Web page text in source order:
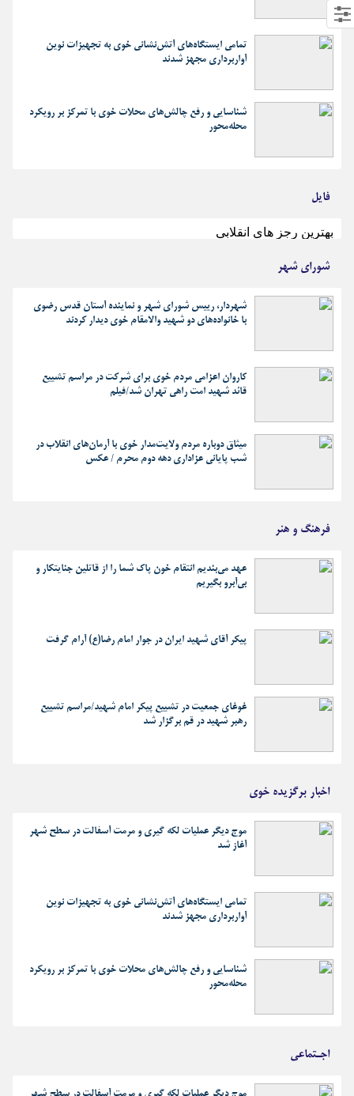
تمامی ایستگاه‌های آتش‌نشانی خوی به تجهیزات نوین
آواربرداری مجهز شدند
شناسایی و رفع چالش‌های محلات خوی با تمرکز بر رویکرد
محله‌محور
فایل
بهترین رجز های انقلابی
شورای شهر
شهردار، رییس شورای شهر و نماینده آستان قدس رضوی
با خانواده‌های دو شهید والامقام خوی دیدار کردند
کاروان اعزامی مردم خوی برای شرکت در مراسم تشییع
قائد شهید امت راهی تهران شد/فیلم
میثاق دوباره مردم ولایت‌مدار خوی با آرمان‌های انقلاب در
شب پایانی عزاداری دهه دوم محرم / عکس
فرهنگ و هنر
عهد می‌بندیم انتقام خون پاک شما را از قاتلین جنایتکار و
بی‌آبرو بگیریم
پیکر آقای شهید ایران در جوار امام رضا(ع) آرام گرفت
غوغای جمعیت در تشییع پیکر امام شهید/مراسم تشییع
رهبر شهید در قم برگزار شد
اخبار برگزیده خوی
موج دیگر عملیات لکه گیری و مرمت آسفالت در سطح شهر
آغاز شد
تمامی ایستگاه‌های آتش‌نشانی خوی به تجهیزات نوین
آواربرداری مجهز شدند
شناسایی و رفع چالش‌های محلات خوی با تمرکز بر رویکرد
محله‌محور
اجـتماعی